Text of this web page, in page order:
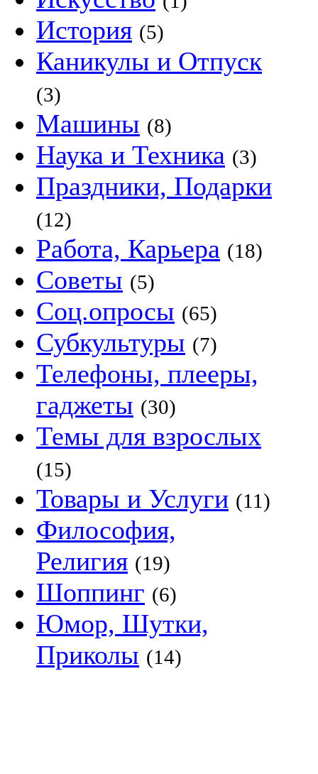
История (5)
Каникулы и Отпуск
(3)
Машины (8)
Наука и Техника (3)
Праздники, Подарки
(12)
Работа, Карьера (18)
Советы (5)
Соц.опросы (65)
Субкультуры (7)
Телефоны, плееры,
гаджеты (30)
Темы для взрослых
(15)
Товары и Услуги (11)
Философия,
Религия (19)
Шоппинг (6)
Юмор, Шутки,
Приколы (14)